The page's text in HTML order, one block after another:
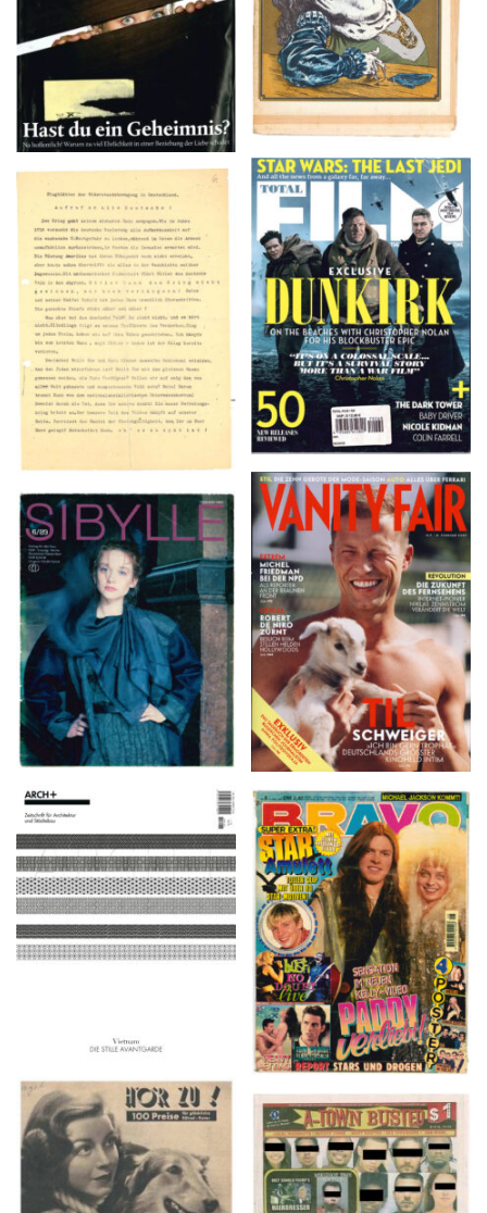
TOTAL FILM #260 –
SUMMER 2017
Flugblätter der Weissen
Rose – V, Januar 1943
VANITY FAIR – Nr. 7 –
8. Februar 2007
SIBYLLE 6/89
ARCH+ Nr. 226, Herbst
2016
BRAVO – Nr. 8, 13. Febr.
1997
HÖR ZU! – 1949,
NUMMER 10, Woche
vom 27. Februar bis 05.
A-TOWN BUSTED –
8/15/16–9/1/16